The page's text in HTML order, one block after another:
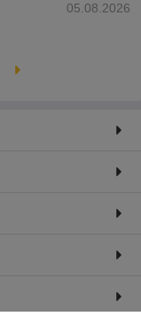
05.08.2026